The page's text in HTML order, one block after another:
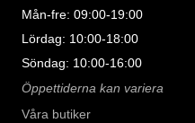
Mån-fre: 09:00-19:00
Lördag: 10:00-18:00
Söndag: 10:00-16:00
Öppettiderna kan variera
Våra butiker